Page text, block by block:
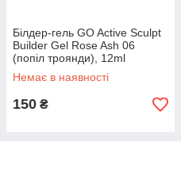
Білдер-гель GO Active Sculpt
Builder Gel Rose Ash 06
(попіл троянди), 12ml
Немає в наявності
150 ₴